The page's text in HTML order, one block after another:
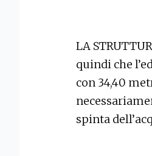
LA
quindi che
con 34,40
spinta